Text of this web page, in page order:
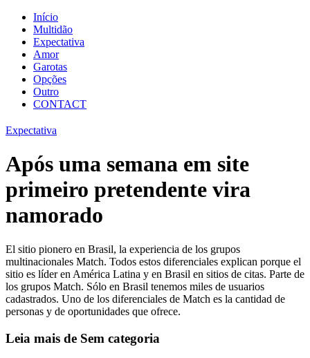
Início
Multidão
Expectativa
Amor
Garotas
Opções
Outro
CONTACT
Expectativa
Após uma semana em site
primeiro pretendente vira
namorado
El sitio pionero en Brasil, la experiencia de los grupos
multinacionales Match. Todos estos diferenciales explican porque el
sitio es líder en América Latina y en Brasil en sitios de citas. Parte de
los grupos Match. Sólo en Brasil tenemos miles de usuarios
cadastrados. Uno de los diferenciales de Match es la cantidad de
personas y de oportunidades que ofrece.
Leia mais de Sem categoria